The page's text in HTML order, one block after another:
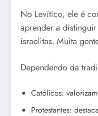
No Levítico, ele é
aprender a
israelitas. Muita
Dependendo da
Católicos:
Protestantes: